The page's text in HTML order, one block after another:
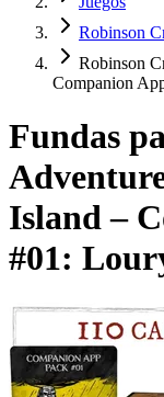
Robinson
Robinson
Companion
Fundas
Island –
#01: